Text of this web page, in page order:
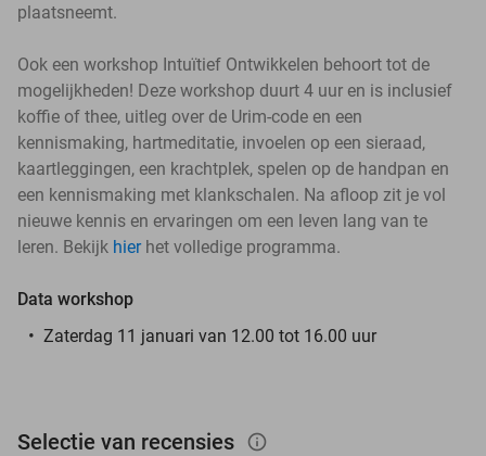
plaatsneemt.
Ook een workshop Intuïtief Ontwikkelen behoort tot de
mogelijkheden! Deze workshop duurt 4 uur en is inclusief
koffie of thee, uitleg over de Urim-code en een
kennismaking, hartmeditatie, invoelen op een sieraad,
kaartleggingen, een krachtplek, spelen op de handpan en
een kennismaking met klankschalen. Na afloop zit je vol
nieuwe kennis en ervaringen om een leven lang van te
leren. Bekijk hierhet volledige programma.
Data workshop
Zaterdag 11 januari van 12.00 tot 16.00 uur
Selectie van recensies info_outlined